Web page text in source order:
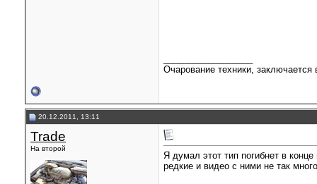
Очарование техники,
20.12.2011, 13:11
Trade
На второй
Я думал этот тип погибнет в
редкие и видео с ними не так